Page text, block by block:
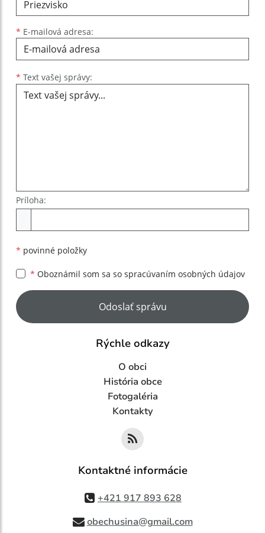
* E-mailová adresa:
* Text vašej správy:
Príloha:
* povinné položky
* Oboznámil som sa so spracúvaním osobných údajov
Google reCaptcha Response
Odoslať správu
Rýchle odkazy
O obci
História obce
Fotogaléria
Kontakty
Kontaktné informácie
+421 917 893 628
obechusina@gmail.com